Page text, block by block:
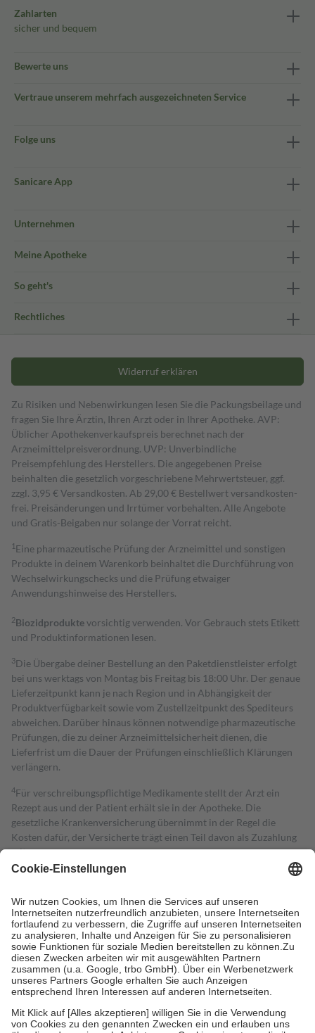
Zahlarten
sicher und bequem
Bewerte uns
Vertraue unserem mehrfach ausgezeichneten Service
Folge uns
Sanicare App
Unternehmen
Meine Apotheke
So geht's
Rechtliches
Widerruf erklären
Zu Risiken und Nebenwirkungen lesen Sie die Packungsbeilage und
fragen Sie Ihre Ärztin, Ihren Arzt oder in Ihrer Apotheke. AVP:
Üblicher Apothekenverkaufspreis berechnet nach der
Arzneimittelpreisverordnung. UVP: Unverbindliche
Preisempfehlung des Herstellers. Die angegebenen Preise
beinhalten die gesetzlich vorgeschriebene Mehrwertsteuer, ggf.
zzgl. 3,95 € Versandkosten. Ab 29,00 € Bestell­wert versand­kosten­
frei. Preisänderungen und Irrtümer vorbehalten. Alle Angebote
und Gratis-Beigaben nur solange der Vorrat reicht.
1 Eine pharmazeutische Prüfung der Arzneimittel und sonstigen
Produkte in deinem Warenkorb beinhaltet die Durchführung von
Wechselwirkungschecks und die Prüfung etwaiger
Anwendungshinweise des Herstellers.
2Biozidproduktevorsichtig verwenden. Vor Gebrauch stets Etikett
und Produktinformationen lesen.
3Die Übergabe deiner Bestellung an den Paketdienstleister erfolgt
bei uns werktags von Montag bis Freitag bis 18:00 Uhr. Der genaue
Lieferzeitpunkt kann je nach Region und in Abhängigkeit der
Produktverfügbarkeit sowie vom Zustellzeitpunkt des Spediteurs
abweichen. Darüber hinaus können notwendige pharmazeutische
Prüfungen, die zu deiner Arzneimittelsicherheit dienen, die
Lieferfrist um die Dauer der Prüfungen einschließlich Klärungen
verlängern.
4Für verschreibungspflichtige Medikamente stellt der Arzt ein
Rezept aus und der Patient erhält sie in der Apotheke. Die
gesetzliche Krankenversicherung übernimmt in der Regel die
Kosten dafür, der Versicherte trägt einen Teil davon als Zuzahlung
mit.
Grundsätzlich leisten Mitglieder Zuzahlungen in Höhe von zehn
höchstens zehn Euro.
Es sind jedoch nie mehr als die tatsächlichen
Kosten der Leistung zu entrichten.
Diese Regeln gelten grundsätzlich auch für Online-Apotheken.
Bei Heilmitteln und häuslicher Krankenpflege beträgt die
Zuzahlung zehn Prozent der Kosten sowie zehn Euro je
Verordnung.
Um das Engagement der Versicherten für ihre eigene Gesundheit zu
stärken und die besondere Stellung der Familie zu unterstützen,
fallenkeine Zuzahlungenan bei:
• Kindern und Jugendlichen bis zum vollendeten 18. Lebensjahr